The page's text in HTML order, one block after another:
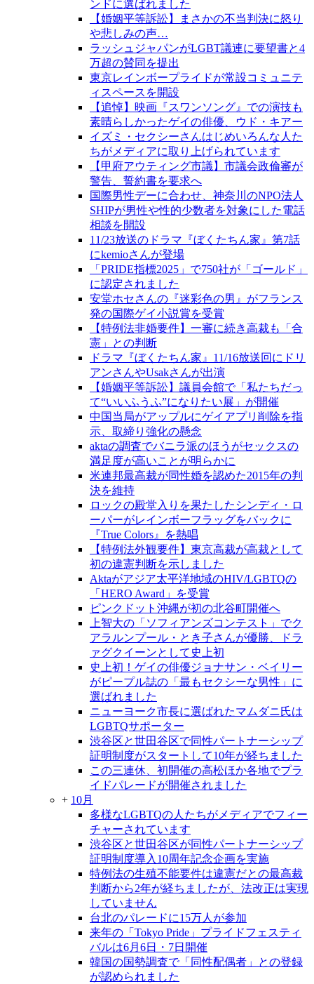
ンドに選ばれました
【婚姻平等訴訟】まさかの不当判決に怒り
や悲しみの声…
ラッシュジャパンがLGBT議連に要望書と4
万超の賛同を提出
東京レインボープライドが常設コミュニテ
ィスペースを開設
【追悼】映画『スワンソング』での演技も
素晴らしかったゲイの俳優、ウド・キアー
イズミ・セクシーさんはじめいろんな人た
ちがメディアに取り上げられています
【甲府アウティング市議】市議会政倫審が
警告、誓約書を要求へ
国際男性デーに合わせ、神奈川のNPO法人
SHIPが男性や性的少数者を対象にした電話
相談を開設
11/23放送のドラマ『ぼくたちん家』第7話
にkemioさんが登場
「PRIDE指標2025」で750社が「ゴールド」
に認定されました
安堂ホセさんの『迷彩色の男』がフランス
発の国際ゲイ小説賞を受賞
【特例法非婚要件】一審に続き高裁も「合
憲」との判断
ドラマ『ぼくたちん家』11/16放送回にドリ
アンさんやUsakさんが出演
【婚姻平等訴訟】議員会館で「私たちだっ
て“いいふうふ”になりたい展」が開催
中国当局がアップルにゲイアプリ削除を指
示、取締り強化の懸念
aktaの調査でバニラ派のほうがセックスの
満足度が高いことが明らかに
米連邦最高裁が同性婚を認めた2015年の判
決を維持
ロックの殿堂入りを果たしたシンディ・ロ
ーパーがレインボーフラッグをバックに
『True Colors』を熱唱
【特例法外観要件】東京高裁が高裁として
初の違憲判断を示しました
Aktaがアジア太平洋地域のHIV/LGBTQの
「HERO Award」を受賞
ピンクドット沖縄が初の北谷町開催へ
上智大の「ソフィアンズコンテスト」でク
アラルンプール・とき子さんが優勝、ドラ
ァグクイーンとして史上初
史上初！ゲイの俳優ジョナサン・ベイリー
がピープル誌の「最もセクシーな男性」に
選ばれました
ニューヨーク市長に選ばれたマムダニ氏は
LGBTQサポーター
渋谷区と世田谷区で同性パートナーシップ
証明制度がスタートして10年が経ちました
この三連休、初開催の高松ほか各地でプラ
イドパレードが開催されました
+ 10月
多様なLGBTQの人たちがメディアでフィー
チャーされています
渋谷区と世田谷区が同性パートナーシップ
証明制度導入10周年記念企画を実施
特例法の生殖不能要件は違憲だとの最高裁
判断から2年が経ちましたが、法改正は実現
していません
台北のパレードに15万人が参加
来年の「Tokyo Pride」プライドフェスティ
バルは6月6日・7日開催
韓国の国勢調査で「同性配偶者」との登録
が認められました